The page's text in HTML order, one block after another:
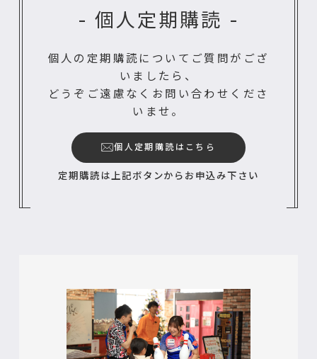
- 個人定期購読 -
個人の定期購読についてご質問がござ
いましたら、
どうぞご遠慮なくお問い合わせくださ
いませ。
個人定期購読はこちら
定期購読は上記ボタンからお申込み下さい